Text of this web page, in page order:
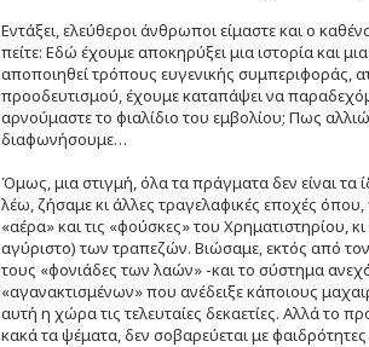
Εντάξει, ελεύθεροι άνθρωποι είμαστε και ο
πείτε: Εδώ έχουμε αποκηρύξει μια ιστορία και
αποποιηθεί τρόπους ευγενικής συμπεριφοράς,
προοδευτισμού, έχουμε καταπάψει να
αρνούμαστε το φιαλίδιο του εμβολίου; Πως
διαφωνήσουμε…
Όμως, μια στιγμή, όλα τα πράγματα δεν είναι τα
λέω, ζήσαμε κι άλλες τραγελαφικές εποχές
«αέρα» και τις «φούσκες» του Χρηματιστηρίου,
αγύριστο) των τραπεζών. Βιώσαμε, εκτός από
τους «φονιάδες των λαών» -και το σύστημα
«αγανακτισμένων» που ανέδειξε κάποιους
αυτή η χώρα τις τελευταίες δεκαετίες. Αλλά το
κακά τα ψέματα, δεν σοβαρεύεται με